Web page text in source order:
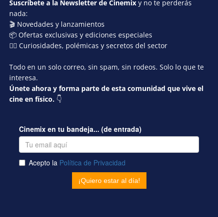
Suscríbete a la Newsletter de Cinemix y no te perderás
nada:
🎬 Novedades y lanzamientos
📦 Ofertas exclusivas y ediciones especiales
🕵️‍♂️ Curiosidades, polémicas y secretos del sector
Todo en un solo correo, sin spam, sin rodeos. Solo lo que te
interesa.
Únete ahora y forma parte de esta comunidad que vive el
cine en físico. 👇